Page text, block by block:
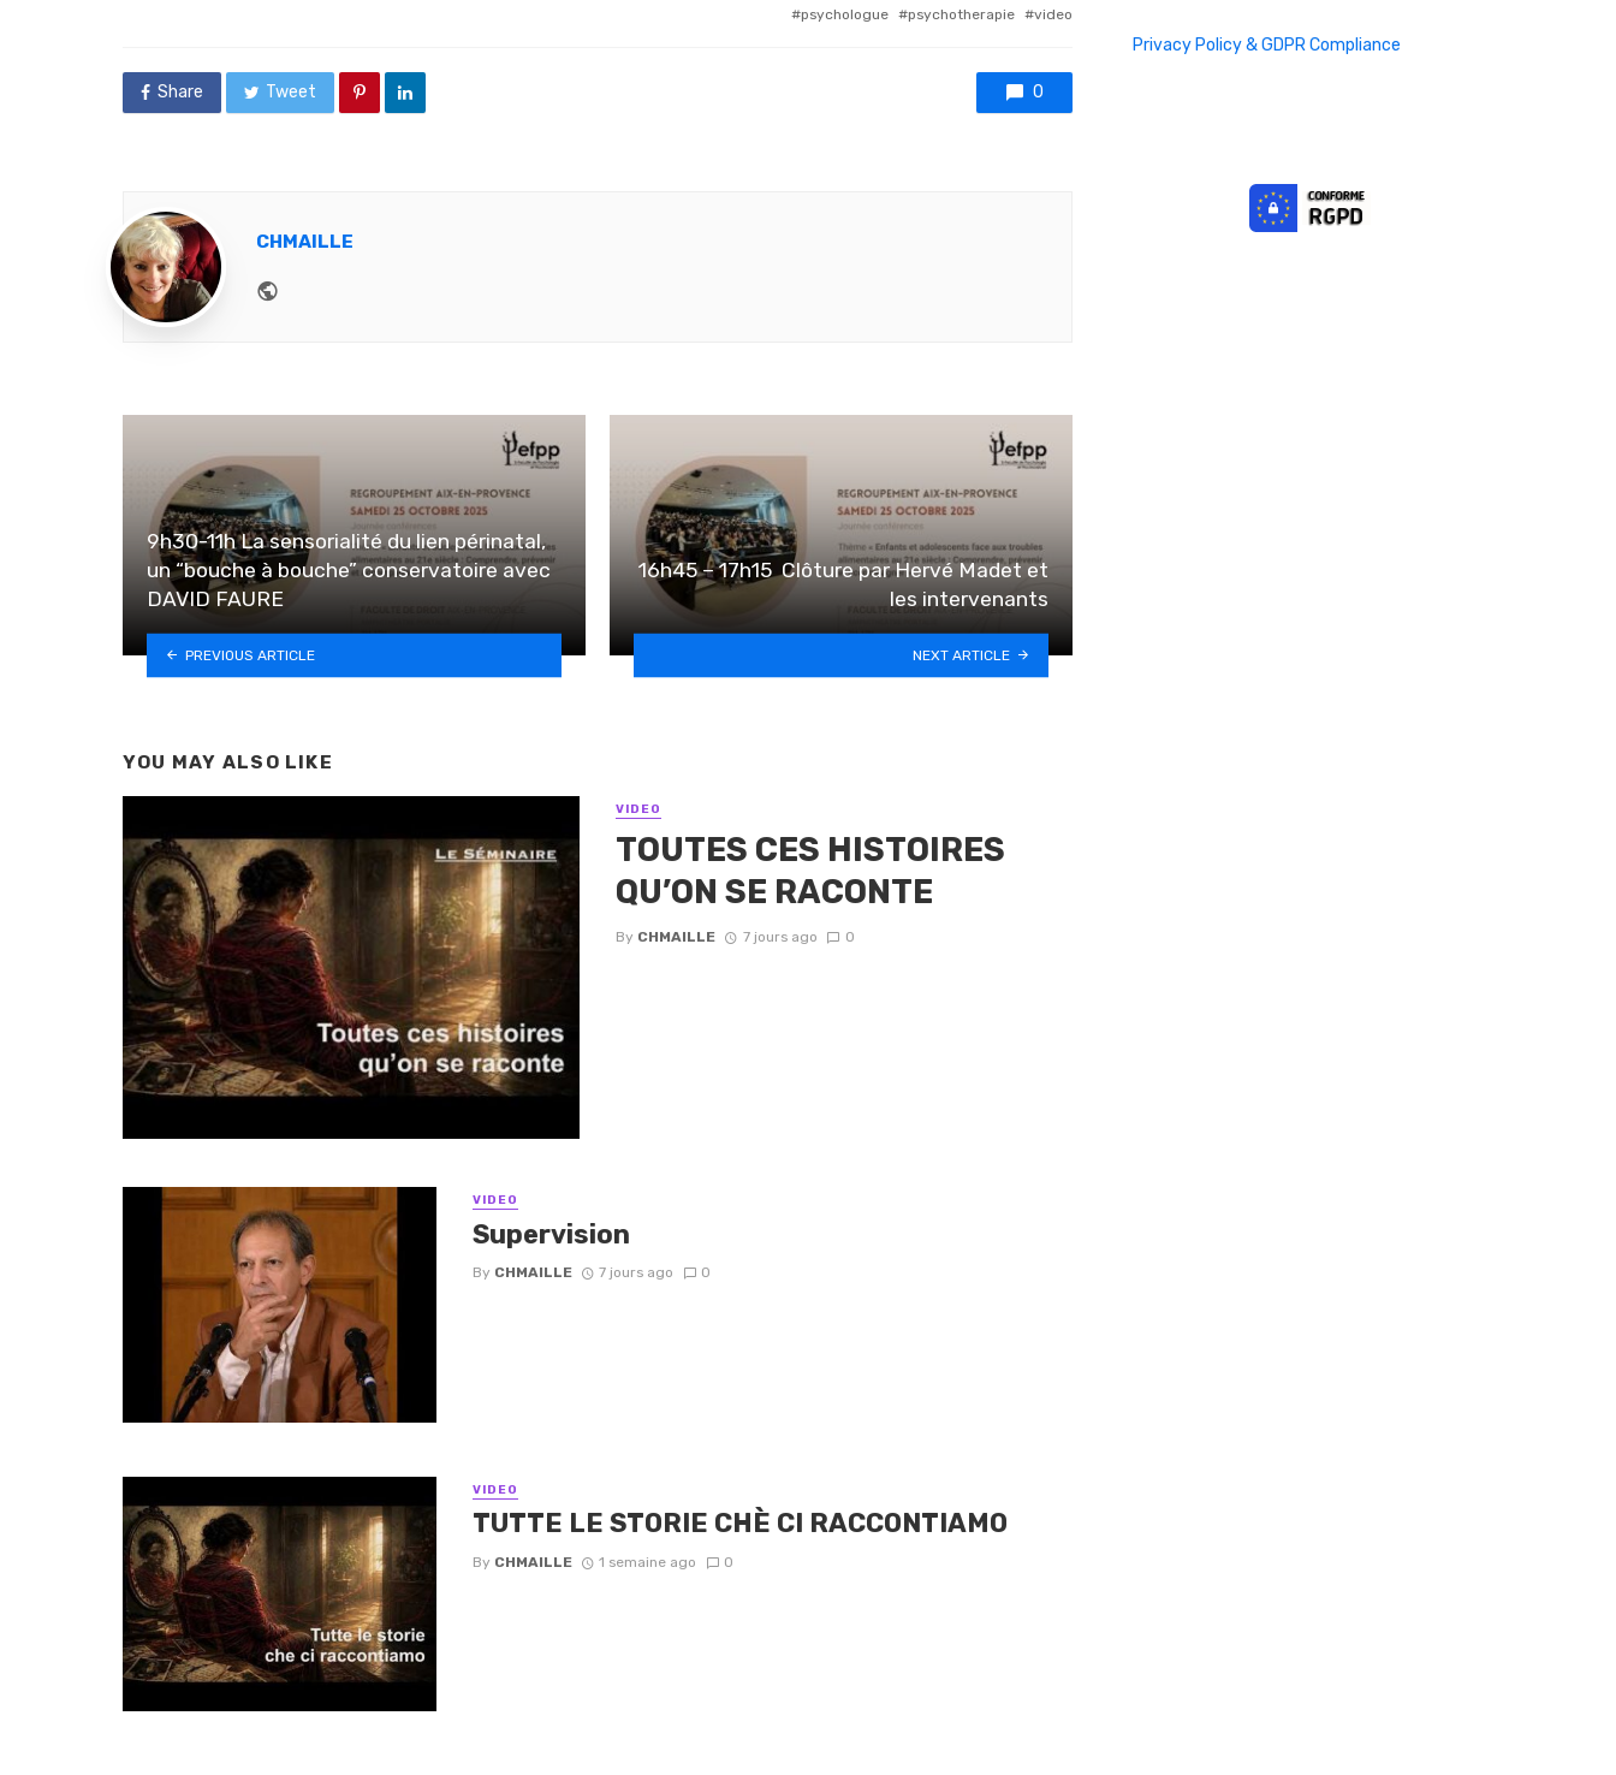
psychologue
psychotherapie video
Share Tweet 0
CHMAILLE
9h30-11h La sensorialité du lien périnatal,
un “bouche à bouche” conservatoire avec
DAVID FAURE
PREVIOUS ARTICLE
16h45 – 17h15 ️ Clôture par Hervé Madet et
les intervenants
NEXT ARTICLE
YOU MAY ALSO LIKE
VIDEO
TOUTES CES HISTOIRES
QU’ON SE RACONTE
By CHMAILLE 7 jours ago 0
VIDEO
Supervision
By CHMAILLE 7 jours ago 0
VIDEO
TUTTE LE STORIE CHÈ CI RACCONTIAMO
By CHMAILLE 1 semaine ago 0
Privacy Policy & GDPR Compliance